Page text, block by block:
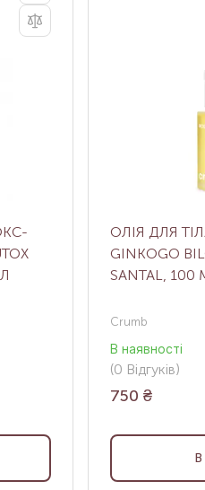
ОЛІЯ ДЛЯ
GINKOGO
SANTAL, 100
Crumb
В наявності
(0 Відгуків)
750 ₴
В